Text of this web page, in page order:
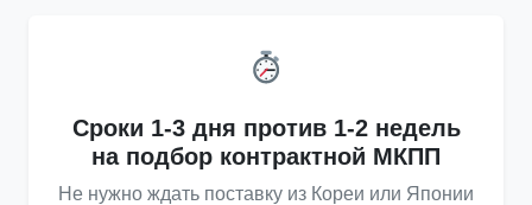
Сроки 1-3 дня против 1-2 недель
на подбор контрактной МКПП
Не нужно ждать поставку из Кореи или Японии